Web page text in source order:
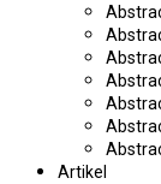
Artikel